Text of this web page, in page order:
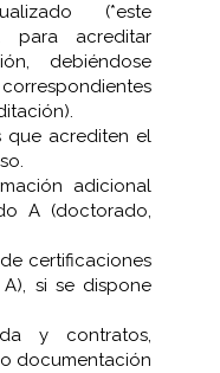
(*este
para acreditar
debiéndose
acrediten el
adicional
A (doctorado,
certificaciones
si se dispone
y contratos,
documentación